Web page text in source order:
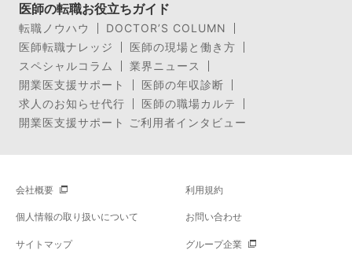
医師の転職お役立ちガイド
転職ノウハウ
DOCTOR’S COLUMN
医師転職ナレッジ
医師の現場と働き方
スペシャルコラム
業界ニュース
開業医支援サポート
医師の年収診断
求人のお知らせ代行
医師の職場カルテ
開業医支援サポート ご利用者インタビュー
会社概要 利用規約
個人情報の取り扱いについて お問い合わせ
サイトマップ グループ企業